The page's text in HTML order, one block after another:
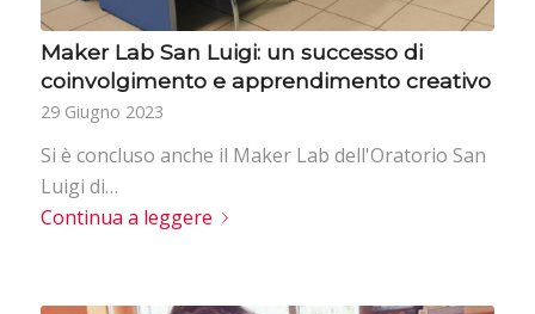
Maker Lab San Luigi: un successo di
coinvolgimento e apprendimento creativo
29 Giugno 2023
Si è concluso anche il Maker Lab dell'Oratorio San
Luigi di…
Continua a leggere